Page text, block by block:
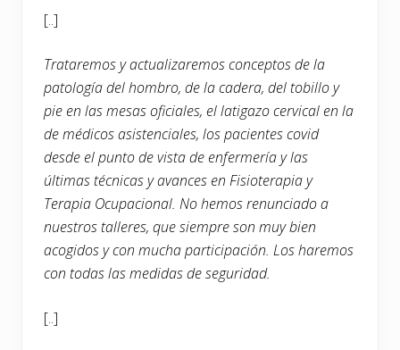
[..]
Trataremos y actualizaremos conceptos de la
patología del hombro, de la cadera, del tobillo y
pie en las mesas oficiales, el latigazo cervical en la
de médicos asistenciales, los pacientes covid
desde el punto de vista de enfermería y las
últimas técnicas y avances en Fisioterapia y
Terapia Ocupacional. No hemos renunciado a
nuestros talleres, que siempre son muy bien
acogidos y con mucha participación. Los haremos
con todas las medidas de seguridad.
[..]